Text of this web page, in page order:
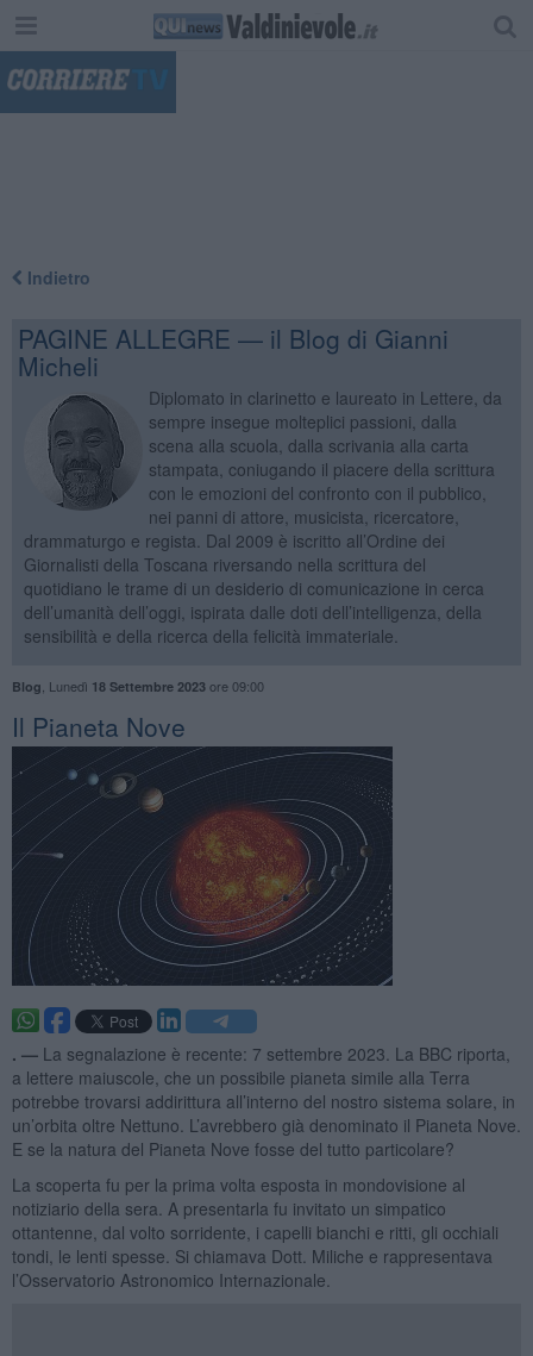
Indietro
PAGINE ALLEGRE — il Blog di Gianni
Micheli
Diplomato in clarinetto e laureato in Lettere, da
sempre insegue molteplici passioni, dalla
scena alla scuola, dalla scrivania alla carta
stampata, coniugando il piacere della scrittura
con le emozioni del confronto con il pubblico,
nei panni di attore, musicista, ricercatore,
drammaturgo e regista. Dal 2009 è iscritto all’Ordine dei
Giornalisti della Toscana riversando nella scrittura del
quotidiano le trame di un desiderio di comunicazione in cerca
dell’umanità dell’oggi, ispirata dalle doti dell’intelligenza, della
sensibilità e della ricerca della felicità immateriale.
Blog Lunedì 18 Settembre 2023ore 09:00
​Il Pianeta Nove
. — La segnalazione è recente: 7 settembre 2023. La BBC riporta,
a lettere maiuscole, che un possibile pianeta simile alla Terra
potrebbe trovarsi addirittura all’interno del nostro sistema solare, in
un’orbita oltre Nettuno. L’avrebbero già denominato il Pianeta Nove.
E se la natura del Pianeta Nove fosse del tutto particolare?
La scoperta fu per la prima volta esposta in mondovisione al
notiziario della sera. A presentarla fu invitato un simpatico
ottantenne, dal volto sorridente, i capelli bianchi e ritti, gli occhiali
tondi, le lenti spesse. Si chiamava Dott. Miliche e rappresentava
l’Osservatorio Astronomico Internazionale.